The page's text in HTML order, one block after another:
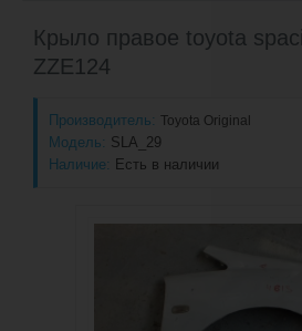
Крыло правое toyota
ZZE124
Производитель: Toyota Original
Модель: SLA_29
Наличие: Есть в наличии